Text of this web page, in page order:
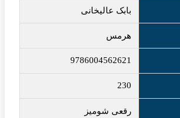
بابک عالیخانی
هرمس
9786004562621
230
رقعی شومیز